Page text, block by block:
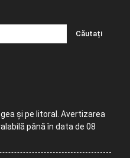
și pe litoral. Avertizarea
până în data de 08